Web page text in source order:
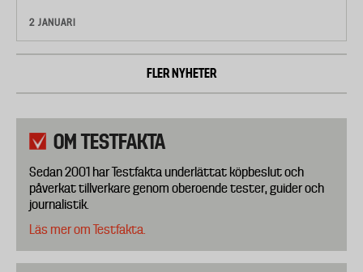
2 JANUARI
FLER NYHETER
OM TESTFAKTA
Sedan 2001 har Testfakta underlättat köpbeslut och
påverkat tillverkare genom oberoende tester, guider och
journalistik.
Läs mer om Testfakta.